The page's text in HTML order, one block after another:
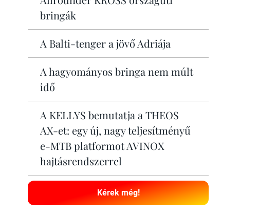
bringák
A Balti-tenger a jövő Adriája
A hagyományos bringa nem múlt
idő
A KELLYS bemutatja a THEOS
AX-et: egy új, nagy teljesítményű
e-MTB platformot AVINOX
hajtásrendszerrel
Kérek még!